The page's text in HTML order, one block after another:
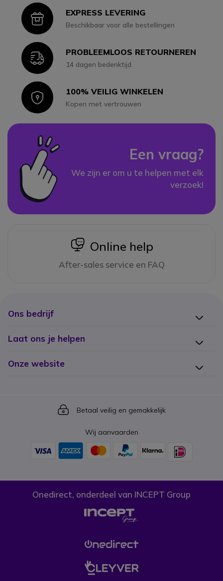
IconEXPRESS LEVERING
Beschikbaar voor alle bestellingen
IconPROBLEEMLOOS RETOURNEREN
14 dagen bedenktijd
Icon100% VEILIG WINKELEN
Kopen met vertrouwen
Een vraag?
We zijn er om u te helpen met elk
verzoek!
icon
Online help
After-sales service en FAQ
Ons bedrijf
Laat ons je helpen
Onze website
Icon
Betaal veilig en gemakkelijk
Wij aanvaarden
Onedirect, onderdeel van INCEPT Group